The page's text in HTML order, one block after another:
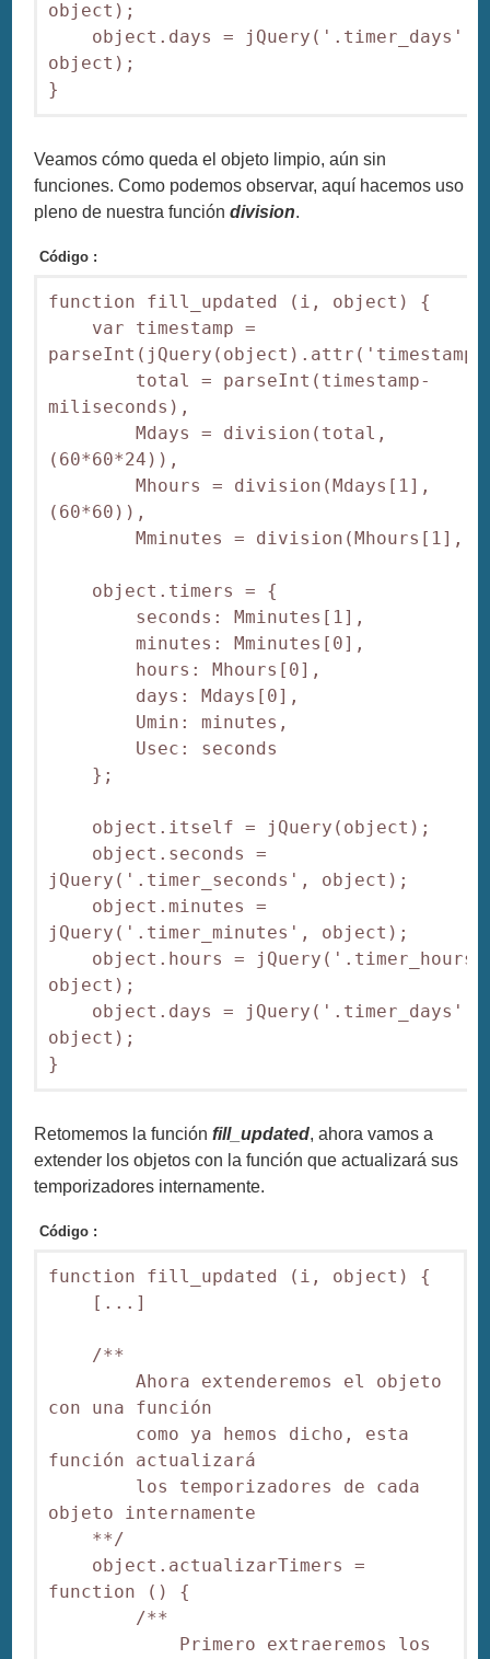
object);
object.days = jQuery('.timer_days',
object);
}
Veamos cómo queda el objeto limpio, aún sin
funciones. Como podemos observar, aquí hacemos uso
pleno de nuestra funcióndivision.
Código :
function fill_updated (i, object) {
var timestamp =
total = parseInt(timestamp-
miliseconds),
Mdays = division(total,
(60*60*24)),
Mhours = division(Mdays[1],
(60*60)),
Mminutes = division(Mhours[1],
object.timers = {
seconds: Mminutes[1],
minutes: Mminutes[0],
hours: Mhours[0],
days: Mdays[0],
Umin: minutes,
Usec: seconds
};
object.itself = jQuery(object);
object.seconds =
jQuery('.timer_seconds', object);
object.minutes =
jQuery('.timer_minutes', object);
object.hours =
object);
object.days = jQuery('.timer_days',
object);
}
Retomemos la funciónfill_updated, ahora vamos a
extender los objetos con la función que actualizará sus
temporizadores internamente.
Código :
function fill_updated (i, object) {
[...]
/**
Ahora extenderemos el objeto
con una función
como ya hemos dicho, esta
función actualizará
los temporizadores de cada
objeto internamente
**/
object.actualizarTimers =
function () {
/**
Primero extraeremos los